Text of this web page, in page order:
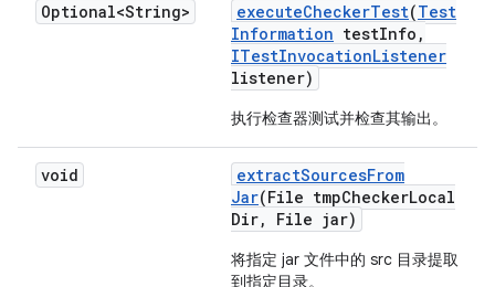
Optional<String> executeCheckerTest(Test
Information testInfo ,
ITestInvocationListener
listener)
执行检查器测试并检查其输出。
void extractSourcesFrom
Jar(File tmpCheckerLocal
Dir, File jar)
将指定 jar 文件中的 src 目录提取
到指定目录。